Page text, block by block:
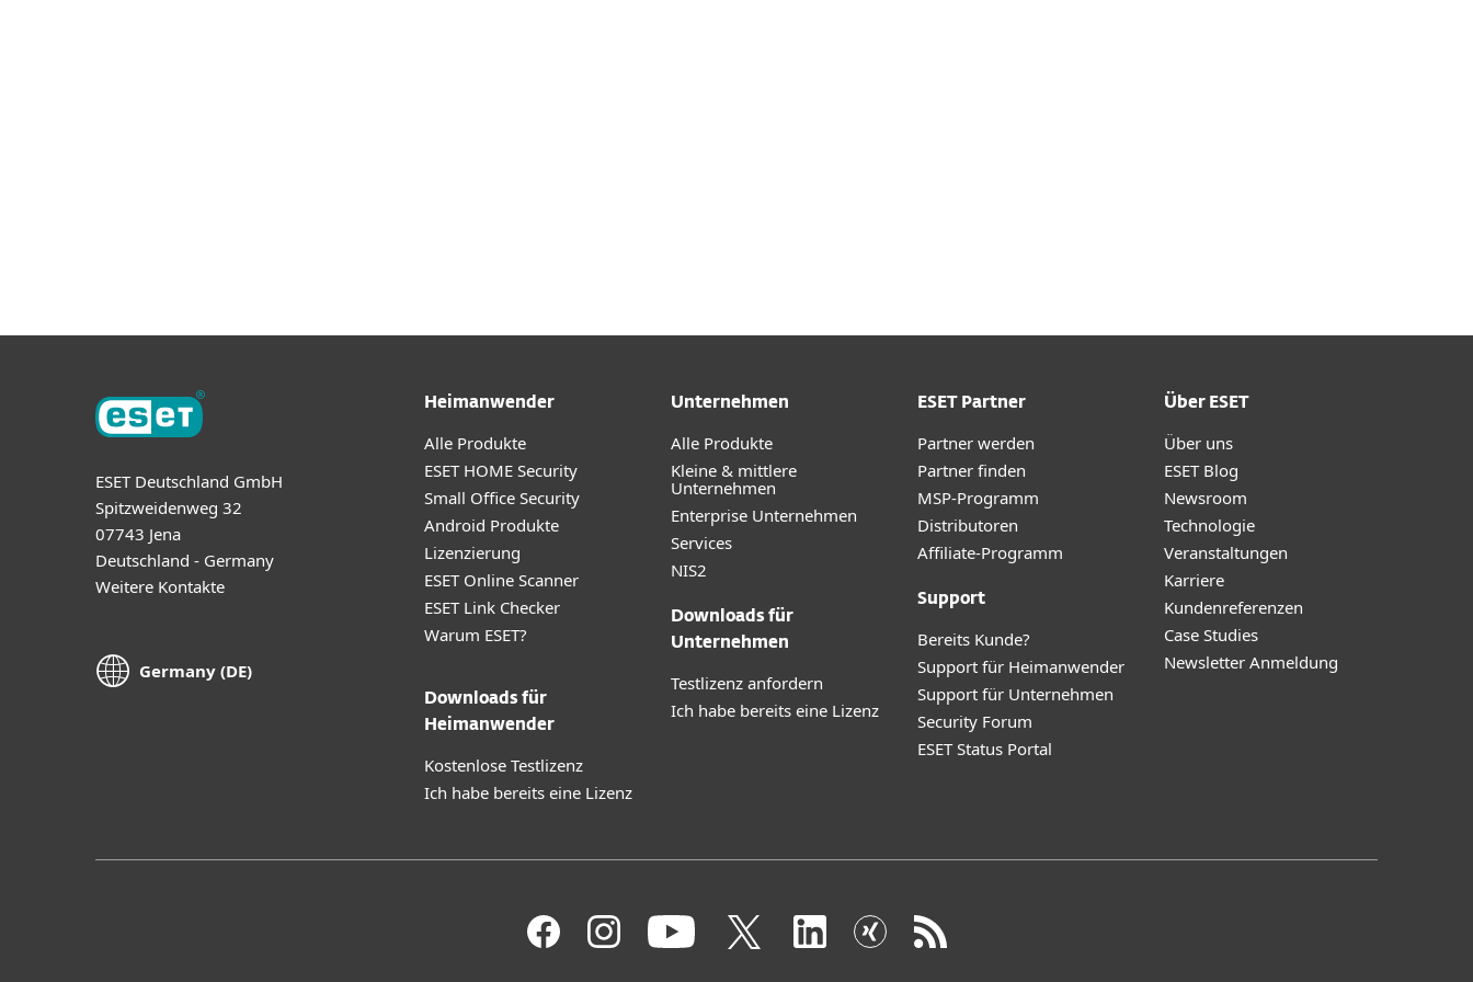
ESET Deutschland GmbH
Spitzweidenweg 32
07743 Jena
Deutschland - Germany
Weitere Kontakte
Germany (DE)
Heimanwender
Alle Produkte
ESET HOME Security
Small Office Security
Android Produkte
Lizenzierung
ESET Online Scanner
ESET Link Checker
Warum ESET?
Downloads für
Heimanwender
Kostenlose Testlizenz
Ich habe bereits eine Lizenz
Unternehmen
Alle Produkte
Kleine & mittlere
Unternehmen
Enterprise Unternehmen
Services
NIS2
Downloads für
Unternehmen
Testlizenz anfordern
Ich habe bereits eine Lizenz
ESET Partner
Partner werden
Partner finden
MSP-Programm
Distributoren
Affiliate-Programm
Support
Bereits Kunde?
Support für Heimanwender
Support für Unternehmen
Security Forum
ESET Status Portal
Über ESET
Über uns
ESET Blog
Newsroom
Technologie
Veranstaltungen
Karriere
Kundenreferenzen
Case Studies
Newsletter Anmeldung